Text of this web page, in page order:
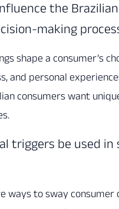
the Brazilian
making
shape a consumer’s
and personal
consumers want
triggers be used in
ways to sway consumer